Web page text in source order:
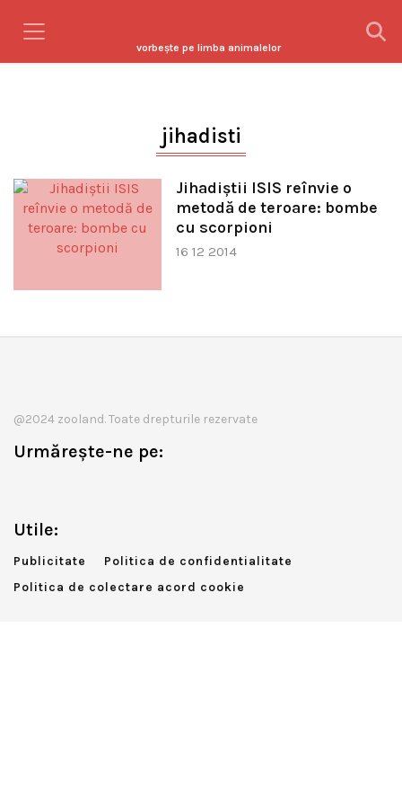
vorbeşte pe limba animalelor
jihadisti
Jihadiştii ISIS reînvie o
metodă de teroare: bombe
cu scorpioni
16 12 2014
@2024 zooland. Toate drepturile rezervate
Urmărește-ne pe:
Utile:
Publicitate
Politica de confidentialitate
Politica de colectare acord cookie